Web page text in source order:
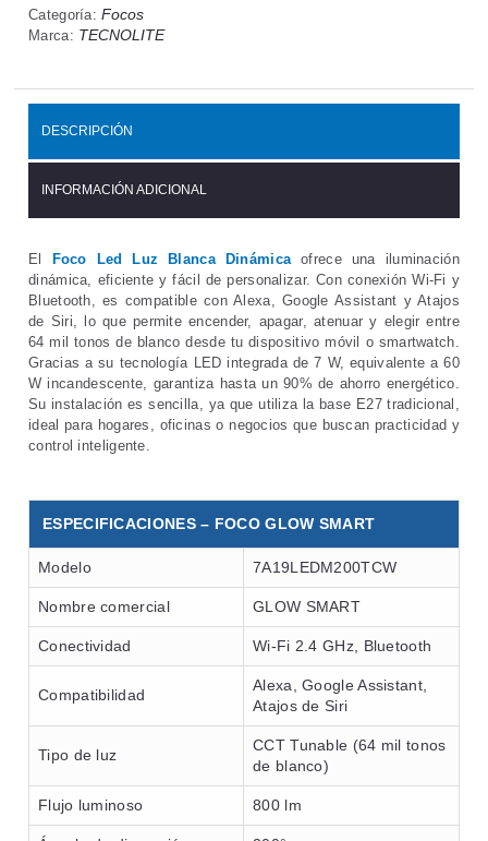
Categoría:Focos
Marca: TECNOLITE
DESCRIPCIÓN
INFORMACIÓN ADICIONAL
El Foco Led Luz Blanca Dinámicaofrece una iluminación
dinámica, eficiente y fácil de personalizar. Con conexión Wi-Fi y
Bluetooth, es compatible con Alexa, Google Assistant y Atajos
de Siri, lo que permite encender, apagar, atenuar y elegir entre
64 mil tonos de blanco desde tu dispositivo móvil o smartwatch.
Gracias a su tecnología LED integrada de 7 W, equivalente a 60
W incandescente, garantiza hasta un 90% de ahorro energético.
Su instalación es sencilla, ya que utiliza la base E27 tradicional,
ideal para hogares, oficinas o negocios que buscan practicidad y
control inteligente.
ESPECIFICACIONES – FOCO GLOW SMART
Modelo 7A19LEDM200TCW
Nombre comercial GLOW SMART
Conectividad Wi-Fi 2.4 GHz, Bluetooth
Compatibilidad
Alexa, Google Assistant,
Atajos de Siri
Tipo de luz
CCT Tunable (64 mil tonos
de blanco)
Flujo luminoso 800 lm